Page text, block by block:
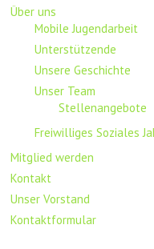
Über uns
Mobile Jugendarbeit
Unterstützende
Unsere Geschichte
Unser Team
Stellenangebote
Freiwilliges Soziales
Mitglied werden
Kontakt
Unser Vorstand
Kontaktformular